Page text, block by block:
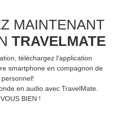
MAINTENANT
TRAVELMATE
téléchargez l'application
smartphone en compagnon de
en audio avec TravelMate.
BIEN !